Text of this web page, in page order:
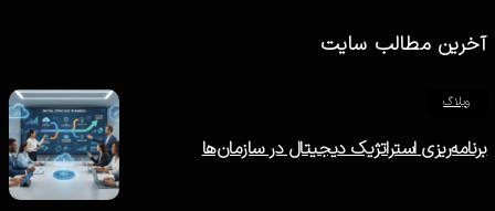
آخرین مطالب سایت
وبلاگ
برنامه‌ریزی استراتژیک دیجیتال در سازمان‌ها